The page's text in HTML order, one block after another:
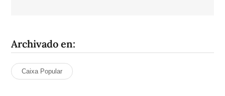
Archivado en:
Caixa Popular